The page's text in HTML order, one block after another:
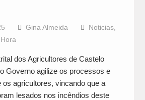
Gina Almeida Noticias,
dos Agricultores de Castelo
Governo agilize os processos e
os agricultores, vincando que a
lesados nos incêndios deste